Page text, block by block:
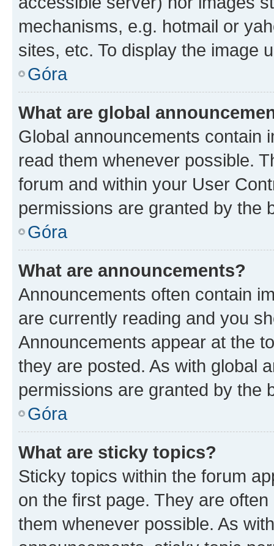
mechanisms, e.g. hotmail or
sites, etc. To display the image
Góra
What are global
Global announcements contain
read them whenever possible.
forum and within your User
permissions are granted by the
Góra
What are announcements?
Announcements often contain
are currently reading and you
Announcements appear at the
they are posted. As with global
permissions are granted by the
Góra
What are sticky topics?
Sticky topics within the forum
on the first page. They are
them whenever possible. As